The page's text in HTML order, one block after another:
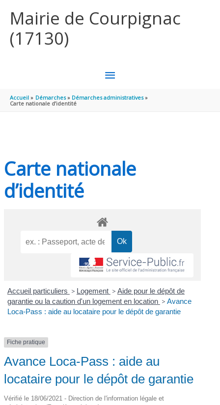
Mairie de Courpignac
(17130)
MENU
PRINCIPAL
Accueil Démarches
Démarches administratives
Carte nationale d’identité
Carte nationale
d’identité
Accueil particuliers > Logement > Aide pour le dépôt de
garantie ou la caution d'un logement en location > Avance
Loca-Pass : aide au locataire pour le dépôt de garantie
Fiche pratique
Avance Loca-Pass : aide au
locataire pour le dépôt de garantie
Vérifié le 18/06/2021 - Direction de l'information légale et